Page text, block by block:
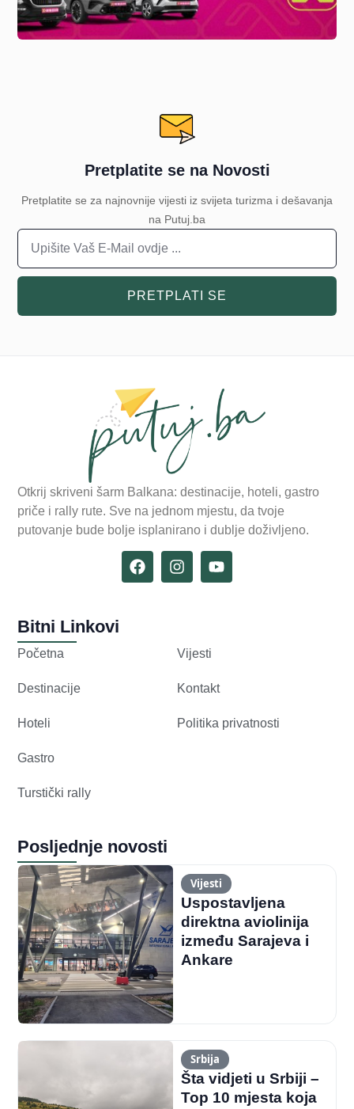
Pretplatite se na Novosti
Pretplatite se za najnovnije vijesti iz svijeta turizma i dešavanja
na Putuj.ba
PRETPLATI SE
Otkrij skriveni šarm Balkana: destinacije, hoteli, gastro
priče i rally rute. Sve na jednom mjestu, da tvoje
putovanje bude bolje isplanirano i dublje doživljeno.
Bitni Linkovi
Početna
Destinacije
Hoteli
Gastro
Turstički rally
Vijesti
Kontakt
Politika privatnosti
Posljednje novosti
Vijesti
Uspostavljena
direktna aviolinija
između Sarajeva i
Ankare
Srbija
Šta vidjeti u Srbiji –
Top 10 mjesta koja